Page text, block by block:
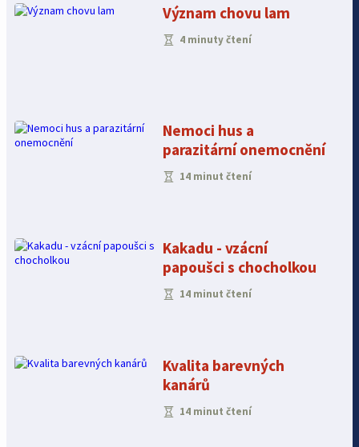
Význam chovu lam
4 minuty čtení
Nemoci hus a
parazitární onemocnění
14 minut čtení
Kakadu - vzácní
papoušci s chocholkou
14 minut čtení
Kvalita barevných
kanárů
14 minut čtení